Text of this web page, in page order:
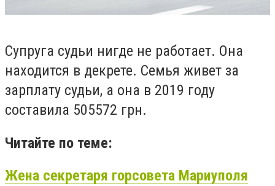
Супруга судьи нигде не работает. Она
находится в декрете. Семья живет за
зарплату судьи, а она в 2019 году
составила 505572 грн.
Читайте по теме:
Жена секретаря горсовета Мариуполя